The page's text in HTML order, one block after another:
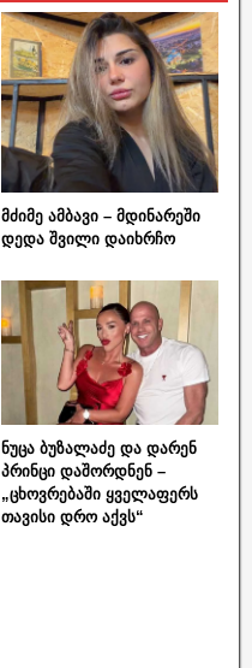
მძიმე ამბავი – მდინარეში
დედა შვილი დაიხრჩო
ნუცა ბუზალაძე და დარენ
პრინცი დაშორდნენ –
„ცხოვრებაში ყველაფერს
თავისი დრო აქვს“